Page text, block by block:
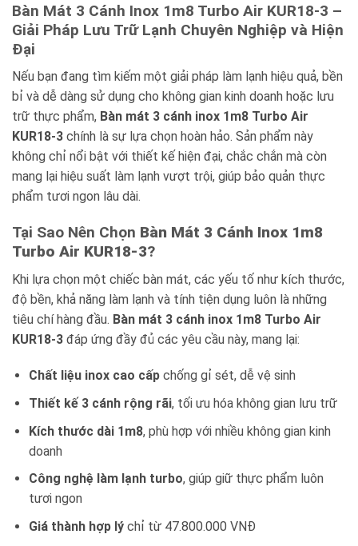
Bàn Mát 3 Cánh Inox 1m8 Turbo Air KUR18-3 –
Giải Pháp Lưu Trữ Lạnh Chuyên Nghiệp và Hiện
Đại
Nếu bạn đang tìm kiếm một giải pháp làm lạnh hiệu quả, bền
bỉ và dễ dàng sử dụng cho không gian kinh doanh hoặc lưu
trữ thực phẩm, Bàn mát 3 cánh inox 1m8 Turbo Air
KUR18-3 chính là sự lựa chọn hoàn hảo. Sản phẩm này
không chỉ nổi bật với thiết kế hiện đại, chắc chắn mà còn
mang lại hiệu suất làm lạnh vượt trội, giúp bảo quản thực
phẩm tươi ngon lâu dài.
Tại Sao Nên Chọn Bàn Mát 3 Cánh Inox 1m8
Turbo Air KUR18-3?
Khi lựa chọn một chiếc bàn mát, các yếu tố như kích thước,
độ bền, khả năng làm lạnh và tính tiện dụng luôn là những
tiêu chí hàng đầu. Bàn mát 3 cánh inox 1m8 Turbo Air
KUR18-3 đáp ứng đầy đủ các yêu cầu này, mang lại:
Chất liệu inox cao cấpchống gỉ sét, dễ vệ sinh
Thiết kế 3 cánh rộng rãi, tối ưu hóa không gian lưu trữ
Kích thước dài 1m8, phù hợp với nhiều không gian kinh
doanh
Công nghệ làm lạnh turbo, giúp giữ thực phẩm luôn
tươi ngon
Giá thành hợp lýchỉ từ 47.800.000 VNĐ